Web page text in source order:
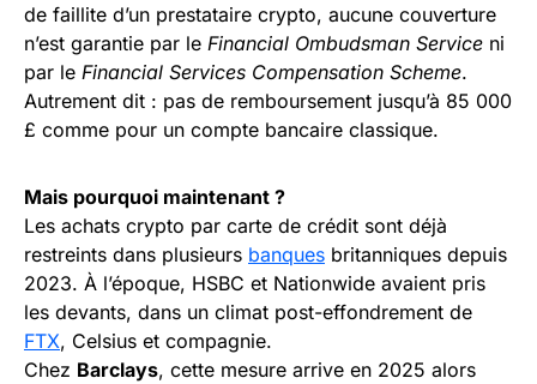
de faillite d’un prestataire crypto, aucune couverture
n’est garantie par le Financial Ombudsman Service ni
par le Financial Services Compensation Scheme.
Autrement dit : pas de remboursement jusqu’à 85 000
£ comme pour un compte bancaire classique.
Mais pourquoi maintenant ?
Les achats crypto par carte de crédit sont déjà
restreints dans plusieurs banques britanniques depuis
2023. À l’époque, HSBC et Nationwide avaient pris
les devants, dans un climat post-effondrement de
FTX, Celsius et compagnie.
Chez Barclays, cette mesure arrive en 2025 alors